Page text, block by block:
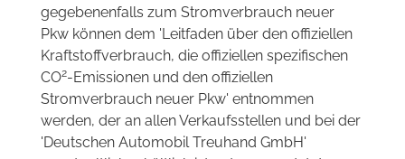
gegebenenfalls zum Stromverbrauch neuer
Pkw können dem 'Leitfaden über den offiziellen
Kraftstoffverbrauch, die offiziellen spezifischen
CO2-Emissionen und den offiziellen
Stromverbrauch neuer Pkw' entnommen
werden, der an allen Verkaufsstellen und bei der
'Deutschen Automobil Treuhand GmbH'